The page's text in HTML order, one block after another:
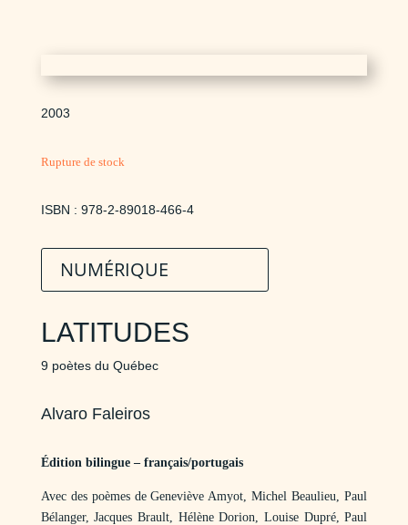
2003
Rupture de stock
ISBN : 978-2-89018-466-4
NUMÉRIQUE
LATITUDES
9 poètes du Québec
Alvaro Faleiros
Édition bilingue – français/portugais
Avec des poèmes de Geneviève Amyot, Michel Beaulieu, Paul
Bélanger, Jacques Brault, Hélène Dorion, Louise Dupré, Paul